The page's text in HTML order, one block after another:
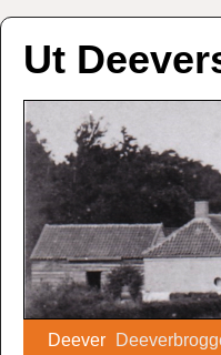
Ut
Deever